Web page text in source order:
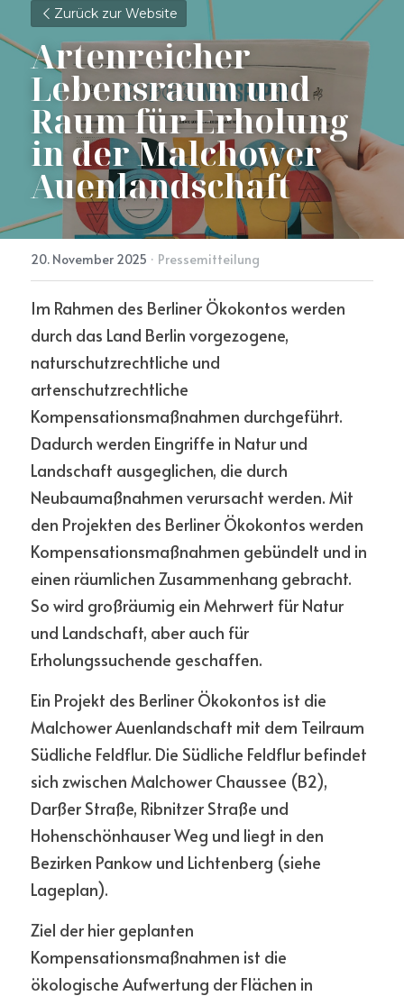
Zurück zur Website
Artenreicher
Lebensraum und
Raum für Erholung
in der Malchower
Auenlandschaft
20. November 2025 · Pressemitteilung
Im Rahmen des Berliner Ökokontos werden
durch das Land Berlin vorgezogene,
naturschutzrechtliche und
artenschutzrechtliche
Kompensationsmaßnahmen durchgeführt.
Dadurch werden Eingriffe in Natur und
Landschaft ausgeglichen, die durch
Neubaumaßnahmen verursacht werden. Mit
den Projekten des Berliner Ökokontos werden
Kompensationsmaßnahmen gebündelt und in
einen räumlichen Zusammenhang gebracht.
So wird großräumig ein Mehrwert für Natur
und Landschaft, aber auch für
Erholungssuchende geschaffen.
Ein Projekt des Berliner Ökokontos ist die
Malchower Auenlandschaft mit dem Teilraum
Südliche Feldflur. Die Südliche Feldflur befindet
sich zwischen Malchower Chaussee (B2),
Darßer Straße, Ribnitzer Straße und
Hohenschönhauser Weg und liegt in den
Bezirken Pankow und Lichtenberg (siehe
Lageplan).
Ziel der hier geplanten
Kompensationsmaßnahmen ist die
ökologische Aufwertung der Flächen in